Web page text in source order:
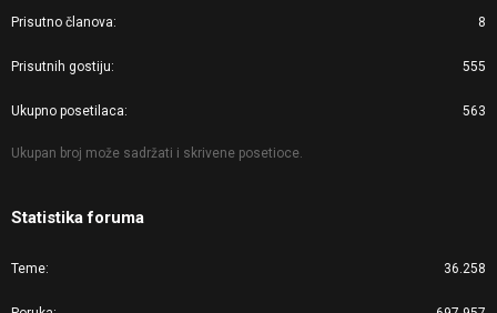
Prisutno članova 8
Prisutnih gostiju 555
Ukupno posetilaca 563
Ukupan broj može sadržati i skrivene posetioce.
Statistika foruma
Teme 36.258